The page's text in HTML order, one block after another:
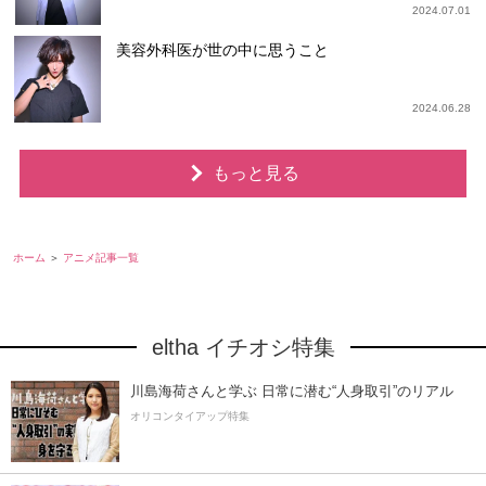
2024.07.01
美容外科医が世の中に思うこと
2024.06.28
もっと見る
ホーム アニメ記事一覧
eltha イチオシ特集
川島海荷さんと学ぶ 日常に潜む“人身取引”のリアル
オリコンタイアップ特集